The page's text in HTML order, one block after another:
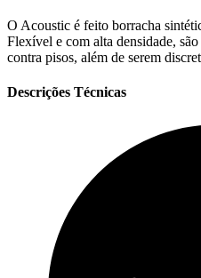
O Acoustic é feito borracha
Flexível e com alta densidade,
contra pisos, além de serem
Descrições Técnicas